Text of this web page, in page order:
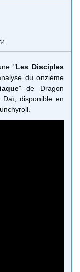
"Les Disciples
du onzième
" de Dragon
disponible en